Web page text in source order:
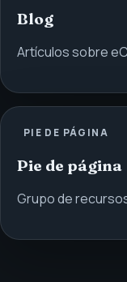
Blog
Artículos sobre
PIE DE PÁGINA
Pie de página
Grupo de